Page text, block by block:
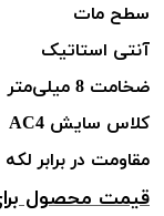
سطح مات
آنتی استاتیک
ضخامت 8 میلی‌متر
کلاس سایش
مقاومت در برابر
قیمت محصول